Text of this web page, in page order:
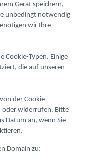
Gerät speichern,
unbedingt notwendig
wir Ihre
Cookie-Typen. Einige
die auf unseren
der Cookie-
oder widerrufen. Bitte
Datum an, wenn Sie
Domain zu: